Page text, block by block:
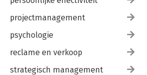
projectmanagement
psychologie
reclame en verkoop
strategisch management